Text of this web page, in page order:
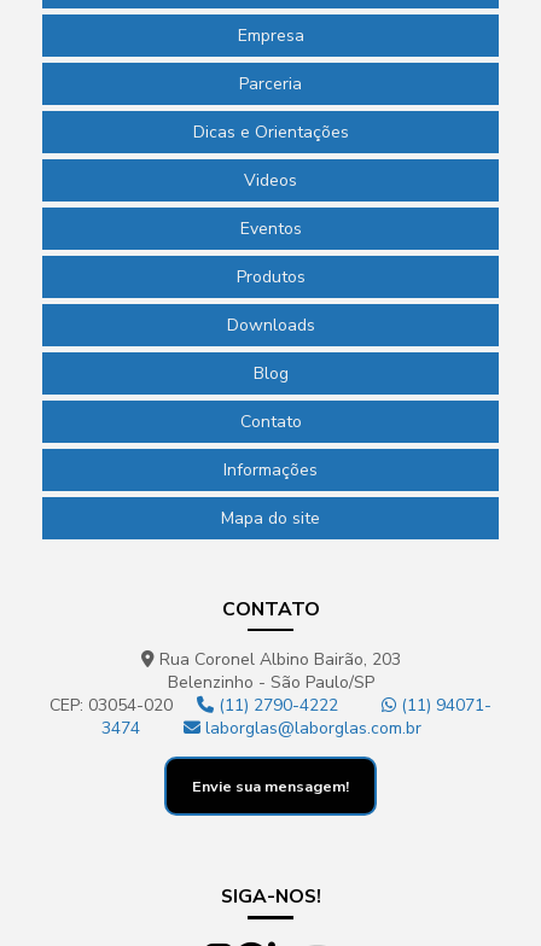
Empresa
Parceria
Dicas e Orientações
Videos
Eventos
Produtos
Downloads
Blog
Contato
Informações
Mapa do site
CONTATO
Rua Coronel Albino Bairão, 203
Belenzinho - São Paulo/SP
CEP: 03054-020
(11) 2790-4222
(11) 94071-
3474
laborglas@laborglas.com.br
Envie sua mensagem!
SIGA-NOS!